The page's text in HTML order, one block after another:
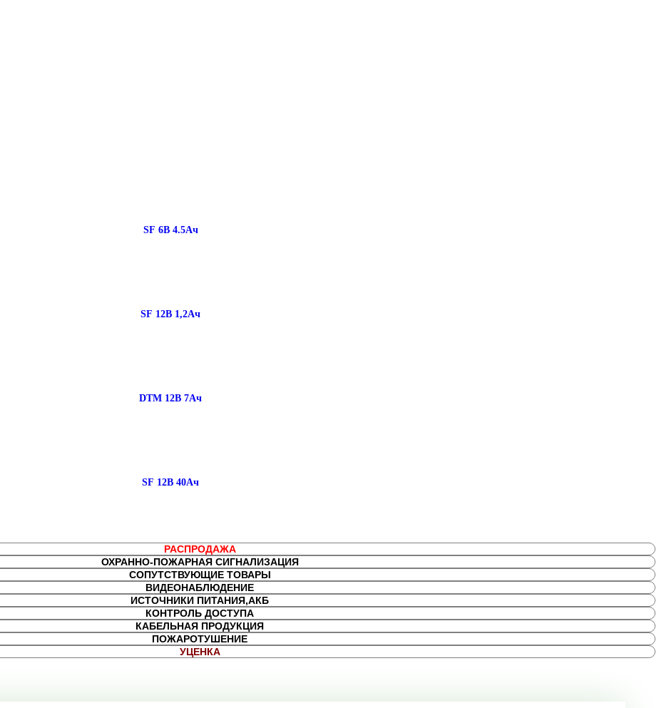
SF 6В 4.5Ач
SF 12В 1,2Ач
DTM 12В 7Ач
SF 12В 40Ач
РАСПРОДАЖА
ОХРАННО-ПОЖАРНАЯ СИГНАЛИЗАЦИЯ
СОПУТСТВУЮЩИЕ ТОВАРЫ
ВИДЕОНАБЛЮДЕНИЕ
ИСТОЧНИКИ ПИТАНИЯ,АКБ
КОНТРОЛЬ ДОСТУПА
КАБЕЛЬНАЯ ПРОДУКЦИЯ
ПОЖАРОТУШЕНИЕ
УЦЕНКА